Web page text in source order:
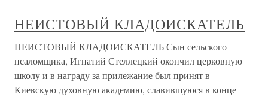
НЕИСТОВЫЙ КЛАДОИСКАТЕЛЬ
НЕИСТОВЫЙ КЛАДОИСКАТЕЛЬ Сын сельского
псаломщика, Игнатий Стеллецкий окончил церковную
школу и в награду за прилежание был принят в
Киевскую духовную академию, славившуюся в конце